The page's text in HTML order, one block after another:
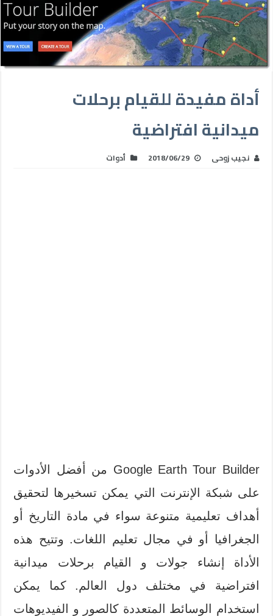
أداة مفيدة للقيام برحلات
ميدانية افتراضية
نجيب زوحى 2018/06/29 أدوات
Google Earth Tour Builder من أفضل الأدوات
على شبكة الإنترنت التي يمكن تسخيرها لتحقيق
أهداف تعليمية متنوعة سواء في مادة التاريخ أو
الجغرافيا أو في مجال تعليم اللغات. وتتيح هذه
الأداة إنشاء جولات و القيام برحلات ميدانية
افتراضية في مختلف دول العالم. كما يمكن
استخدام الوسائط المتعددة كالصور و الفيديوهات